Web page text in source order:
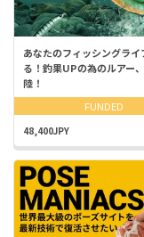
あなたのフィッシングライ
る！釣果UPの為のルアー
陸！
FUNDED
48,400JPY